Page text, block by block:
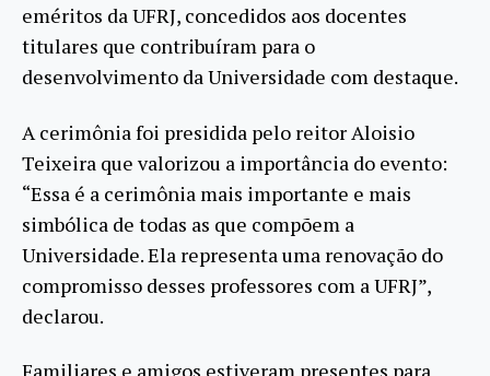
eméritos da UFRJ, concedidos aos docentes
titulares que contribuíram para o
desenvolvimento da Universidade com destaque.
A cerimônia foi presidida pelo reitor Aloisio
Teixeira que valorizou a importância do evento:
“Essa é a cerimônia mais importante e mais
simbólica de todas as que compõem a
Universidade. Ela representa uma renovação do
compromisso desses professores com a UFRJ”,
declarou.
Familiares e amigos estiveram presentes para